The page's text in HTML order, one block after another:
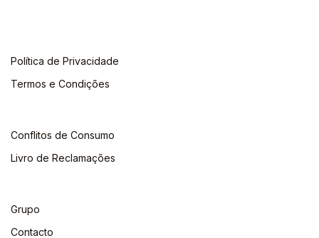
Política de Privacidade
Termos e Condições
Conflitos de Consumo
Livro de Reclamações
Grupo
Contacto